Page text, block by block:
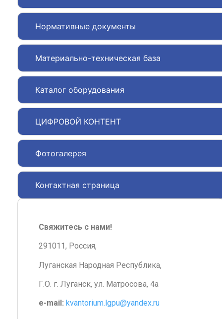
Нормативные документы
Материально-техническая база
Каталог оборудования
ЦИФРОВОЙ КОНТЕНТ
Фотогалерея
Контактная страница
Свяжитесь с нами!
291011, Россия,
Луганская Народная Республика,
Г.О. г. Луганск, ул. Матросова, 4а
e-mail: kvantorium.lgpu@yandex.ru